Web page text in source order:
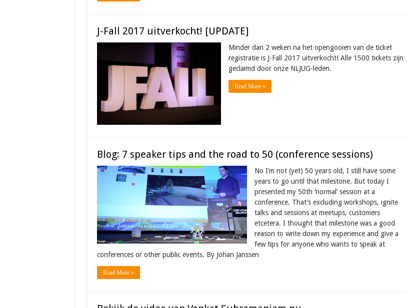
J-Fall 2017 uitverkocht! [UPDATE]
Minder dan 2 weken na het opengooien van de ticket
registratie is J-Fall 2017 uitverkocht! Alle 1500 tickets zijn
geclaimd door onze NLJUG-leden.
Read More »
Blog: 7 speaker tips and the road to 50 (conference sessions)
No I’m not (yet) 50 years old, I still have some
years to go until that milestone. But today I
presented my 50th ‘normal’ session at a
conference. That’s excluding workshops, ignite
talks and sessions at meetups, customers
etcetera. I thought that milestone was a good
reason to write down my experience and give a
few tips for anyone who wants to speak at
conferences or other public events. By Johan Janssen
Read More »